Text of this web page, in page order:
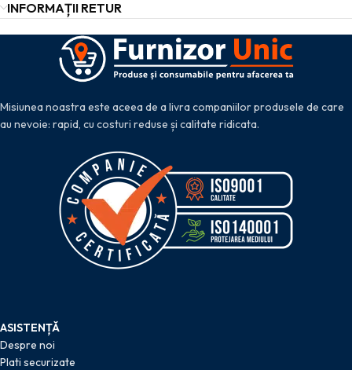
INFORMAȚII RETUR
Misiunea noastra este aceea de a livra companiilor produsele de care
au nevoie: rapid, cu costuri reduse și calitate ridicata.
ASISTENȚĂ
Despre noi
Plati securizate